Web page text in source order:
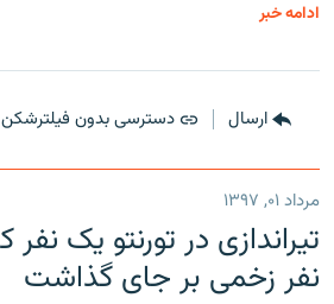
ادامه خبر
ارسال دسترسی بدون فیلترشکن
مرداد ۰۱, ۱۳۹۷
نفر زخمی بر جای گذاشت